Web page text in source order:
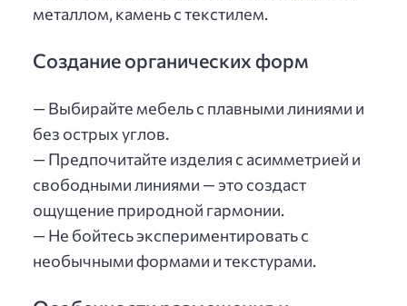
металлом, камень с текстилем.
Создание органических форм
— Выбирайте мебель с плавными линиями и
без острых углов.
— Предпочитайте изделия с асимметрией и
свободными линиями — это создаст
ощущение природной гармонии.
— Не бойтесь экспериментировать с
необычными формами и текстурами.